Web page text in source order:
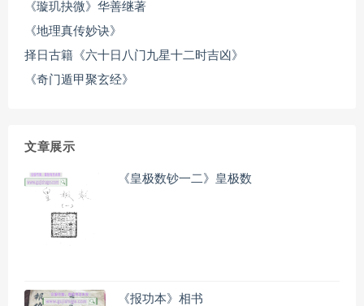
《璇玑抉微》华善继著
《地理真传妙诀》
择日古籍《六十日八门九星十二时吉凶》
《奇门遁甲聚玄经》
文章展示
《皇极数钞一二》皇极数
《报功本》相书